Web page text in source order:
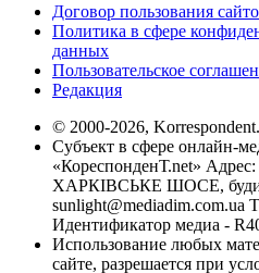
Договор пользования
Политика в сфере
данных
Пользовательское
Редакция
© 2000-2026,
Субъект в сфере онлайн-
«КореспонденТ.net» Адрес:
ХАРКІВСЬКЕ ШОСЕ,
sunlight@mediadim.com.ua
Идентификатор медиа -
Использование любых
сайте, разрешается при